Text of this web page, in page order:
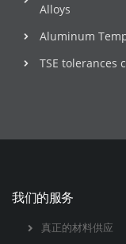
Alloys
Aluminum
TSE tolerances
我们的服务
真正的材料供应